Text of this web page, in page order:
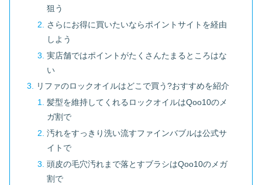
狙う
さらにお得に買いたいならポイントサイトを経由
しよう
実店舗ではポイントがたくさんたまるところはな
い
リファのロックオイルはどこで買う?おすすめを紹介
髪型を維持してくれるロックオイルはQoo10のメ
ガ割で
汚れをすっきり洗い流すファインバブルは公式サ
イトで
頭皮の毛穴汚れまで落とすブラシはQoo10のメガ
割で